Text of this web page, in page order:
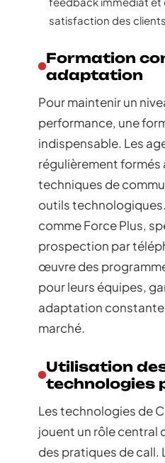
satisfaction des clients.
Formation
adaptation
Pour maintenir un
performance, une
indispensable. Les
régulièrement formés
techniques de
outils
comme Force Plus,
prospection par
œuvre des
pour leurs équipes,
adaptation constante
marché.
Utilisation
technologies
Les technologies de
jouent un rôle central
des pratiques de call.